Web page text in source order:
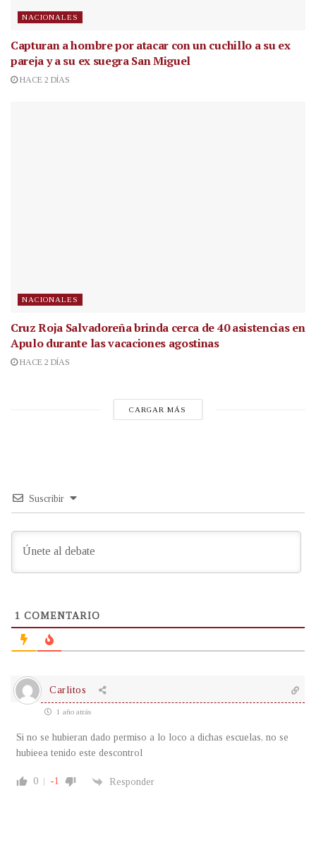
NACIONALES
Capturan a hombre por atacar con un cuchillo a su ex
pareja y a su ex suegra San Miguel
HACE 2 DÍAS
NACIONALES
Cruz Roja Salvadoreña brinda cerca de 40 asistencias en
Apulo durante las vacaciones agostinas
HACE 2 DÍAS
CARGAR MÁS
Suscribir
1 COMENTARIO
Carlitos
1 año atrás
Si no se hubieran dado permiso a lo loco a dichas escuelas, no se
hubieea tenido este descontrol
0 -1 Responder